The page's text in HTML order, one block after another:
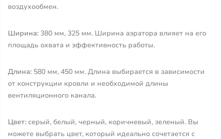
воздухообмен.
Ширина: 380 мм, 325 мм. Ширина аэратора влияет на его
площадь охвата и эффективность работы.
Длина: 580 мм, 450 мм. Длина выбирается в зависимости
от конструкции кровли и необходимой длины
вентиляционного канала.
Цвет: серый, белый, черный, коричневый, зеленый. Вы
можете выбрать цвет, который идеально сочетается с